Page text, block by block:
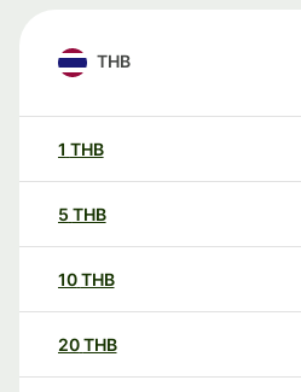
THB
1 THB
5 THB
10THB
20THB